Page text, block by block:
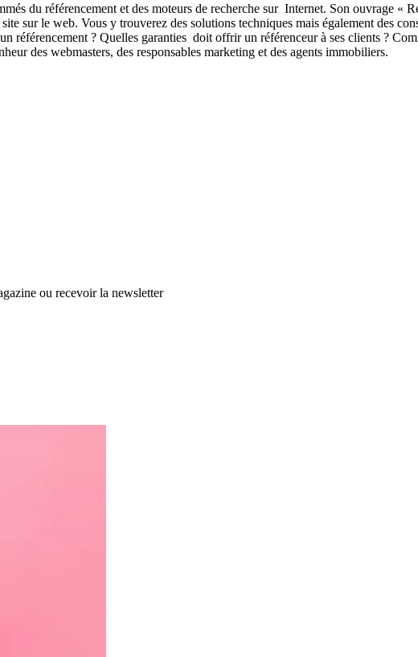
du référencement et des moteurs de recherche sur Internet. Son ouvrage «
sur le web. Vous y trouverez des solutions techniques mais également des
référencement ? Quelles garanties doit offrir un référenceur à ses clients ?
des webmasters, des responsables marketing et des agents immobiliers.
ou recevoir la newsletter